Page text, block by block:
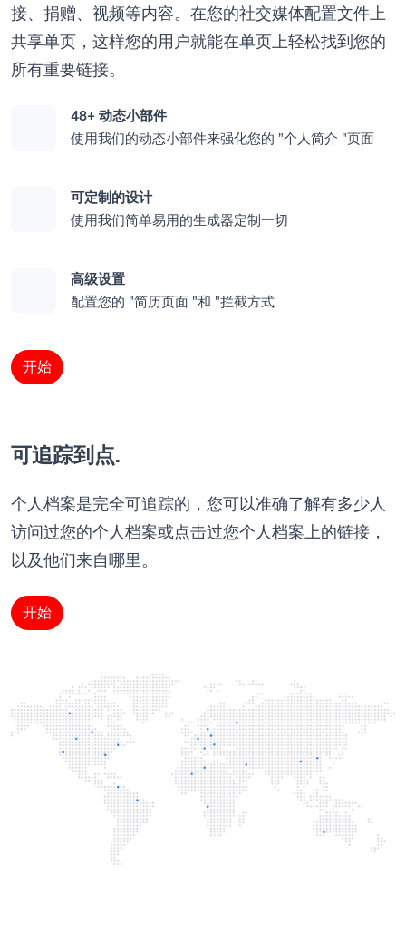
接、捐赠、视频等内容。在您的社交媒体配置文件上
共享单页，这样您的用户就能在单页上轻松找到您的
所有重要链接。
48+ 动态小部件
使用我们的动态小部件来强化您的 "个人简介 "页面
可定制的设计
使用我们简单易用的生成器定制一切
高级设置
配置您的 "简历页面 "和 "拦截方式
开始
可追踪到点.
个人档案是完全可追踪的，您可以准确了解有多少人
访问过您的个人档案或点击过您个人档案上的链接，
以及他们来自哪里。
开始